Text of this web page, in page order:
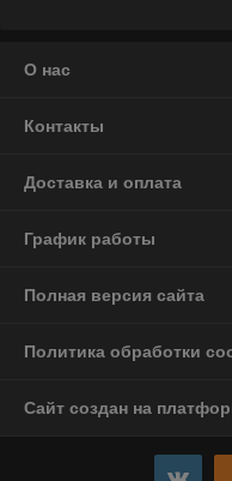
О нас
Контакты
Доставка и оплата
График работы
Полная версия сайта
Политика обработки
Сайт создан на